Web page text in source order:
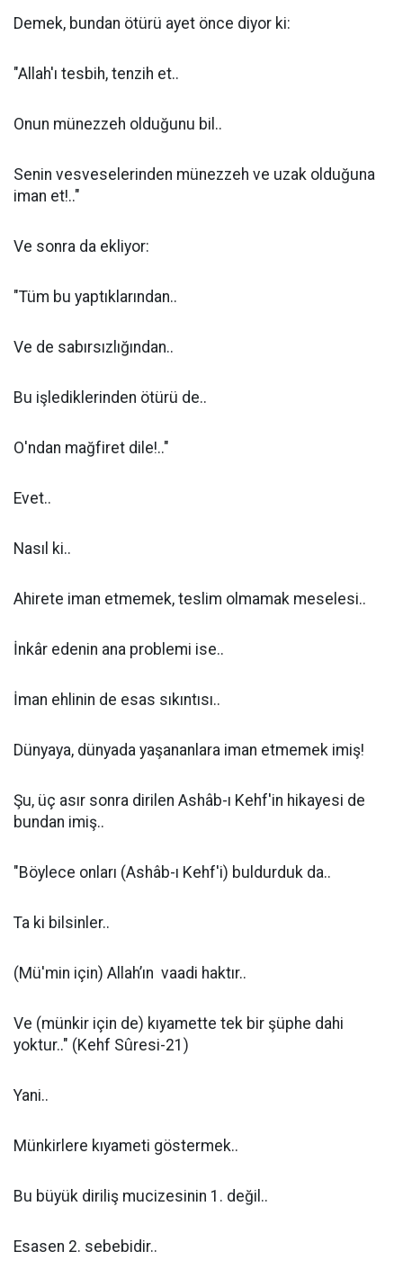
Demek, bundan ötürü ayet önce diyor ki:
"Allah'ı tesbih, tenzih et..
Onun münezzeh olduğunu bil..
Senin vesveselerinden münezzeh ve uzak olduğuna
iman et!.."
Ve sonra da ekliyor:
"Tüm bu yaptıklarından..
Ve de sabırsızlığından..
Bu işlediklerinden ötürü de..
O'ndan mağfiret dile!.."
Evet..
Nasıl ki..
Ahirete iman etmemek, teslim olmamak meselesi..
İnkâr edenin ana problemi ise..
İman ehlinin de esas sıkıntısı..
Dünyaya, dünyada yaşananlara iman etmemek imiş!
Şu, üç asır sonra dirilen Ashâb-ı Kehf'in hikayesi de
bundan imiş..
"Böylece onları (Ashâb-ı Kehf'i) buldurduk da..
Ta ki bilsinler..
(Mü'min için) Allah’ın vaadi haktır..
Ve (münkir için de) kıyamette tek bir şüphe dahi
yoktur.." (Kehf Sûresi-21)
Yani..
Münkirlere kıyameti göstermek..
Bu büyük diriliş mucizesinin 1. değil..
Esasen 2. sebebidir..